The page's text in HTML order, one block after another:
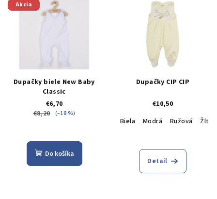
Akcia
Dupačky biele New Baby
Classic
€6,70
€8,20
(–18 %)
Do košíka
Dupačky CIP CIP
€10,50
Biela
Modrá Ružová Žltá
Detail